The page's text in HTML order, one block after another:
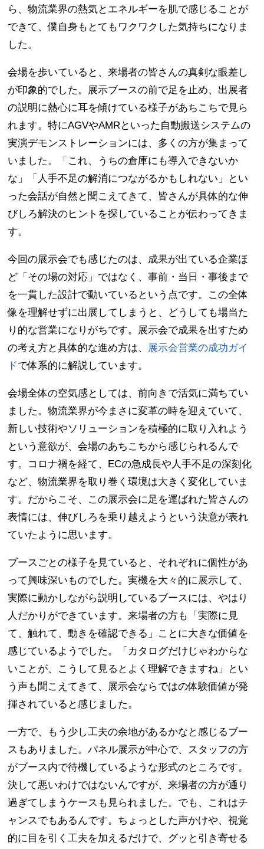
ら、物流業界の熱気とエネルギーを肌で感じることが
できて、僕自身もとてもワクワクした気持ちになりま
した。
会場を歩いていると、来場者の皆さんの真剣な眼差し
が印象的でした。展示ブースの前で足を止め、出展者
の説明に熱心に耳を傾けている様子があちこちで見ら
れます。特にAGVやAMRといった自動搬送システムの
実演デモンストレーションには、多くの方が集まって
いました。「これ、うちの倉庫にも導入できないか
な」「人手不足の解消につながるかもしれない」とい
った会話が自然と聞こえてきて、皆さんが具体的な伸
びしろ解決のヒントを探していることが伝わってきま
す。
今回の展示会でも感じたのは、成果が出ている企業ほ
ど「その場の対応」ではなく、事前・当日・事後まで
を一貫した設計で動いているという点です。この全体
像を理解せずに出展してしまうと、どうしても場当た
り的な営業になりがちです。展示会で成果を出すため
の考え方と具体的な進め方は、 展示会営業の成功ガイ
ドで体系的に解説しています。
会場全体の空気感としては、前向きで活気に満ちてい
ました。物流業界が今まさに変革の時を迎えていて、
新しい技術やソリューションを積極的に取り入れよう
という意欲が、会場のあちこちから感じられるんで
す。コロナ禍を経て、ECの急成長や人手不足の深刻化
など、物流業界を取り巻く環境は大きく変化していま
す。だからこそ、この展示会に足を運ばれた皆さんの
表情には、伸びしろを乗り越えようという決意が表れ
ていたように思います。
ブースごとの様子を見ていると、それぞれに個性があ
って興味深いものでした。実機を大々的に展示して、
実際に動かしながら説明しているブースには、やはり
人だかりができています。来場者の方も「実際に見
て、触れて、動きを確認できる」ことに大きな価値を
感じているようでした。「カタログだけじゃわからな
いことが、こうして見るとよく理解できますね」とい
う声も聞こえてきて、展示会ならではの体験価値が発
揮されていると感じました。
一方で、もう少し工夫の余地があるかなと感じるブー
スもありました。パネル展示が中心で、スタッフの方
がブース内で待機しているような形式のところです。
決して悪いわけではないんですが、来場者の方が通り
過ぎてしまうケースも見られました。でも、これはチ
ャンスでもあるんです。ちょっとした声かけや、視覚
的に目を引く工夫を加えるだけで、グッと引き寄せる